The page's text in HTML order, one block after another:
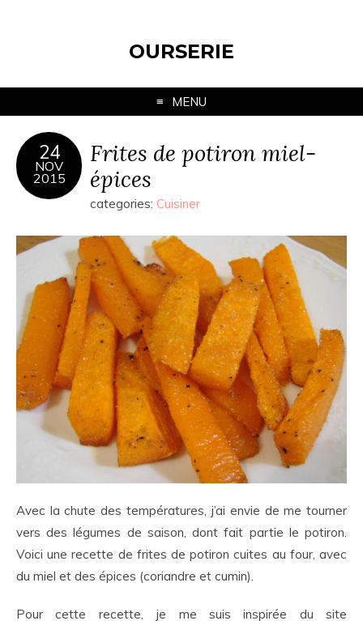
OURSERIE
MENU
24
NOV
2015
Frites de potiron miel-
épices
categories: Cuisiner
Avec la chute des températures, j’ai envie de me tourner
vers des légumes de saison, dont fait partie le potiron.
Voici une recette de frites de potiron cuites au four, avec
du miel et des épices (coriandre et cumin).
Pour cette recette, je me suis inspirée du site